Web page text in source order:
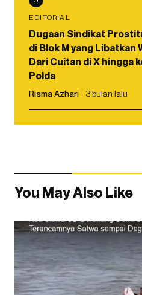
EDITORIAL
Dugaan Sindikat
di Blok M yang Libatkan
Dari Cuitan di X hingga
Polda
Risma Azhari 3 bulan lalu
You May Also Like